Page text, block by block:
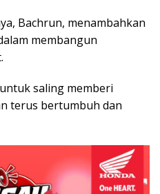
Bachrun, menambahkan
membangun
saling memberi
terus bertumbuh dan